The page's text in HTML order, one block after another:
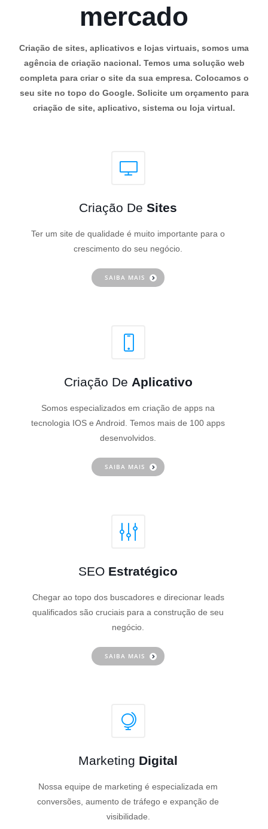
mercado
Criação de sites, aplicativos e lojas virtuais, somos uma
agência de criação nacional. Temos uma solução web
completa para criar o site da sua empresa. Colocamos o
seu site no topo do Google. Solicite um orçamento para
criação de site, aplicativo, sistema ou loja virtual.
Criação De Sites
Ter um site de qualidade é muito importante para o
crescimento do seu negócio.
SAIBA MAIS
Criação De Aplicativo
Somos especializados em criação de apps na
tecnologia IOS e Android. Temos mais de 100 apps
desenvolvidos.
SAIBA MAIS
SEO Estratégico
Chegar ao topo dos buscadores e direcionar leads
qualificados são cruciais para a construção de seu
negócio.
SAIBA MAIS
Marketing Digital
Nossa equipe de marketing é especializada em
conversões, aumento de tráfego e expanção de
visibilidade.